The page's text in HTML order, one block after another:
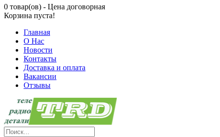
0 товар(ов) - Цена договорная
Корзина пуста!
Главная
О Нас
Новости
Контакты
Доставка и оплата
Вакансии
Отзывы